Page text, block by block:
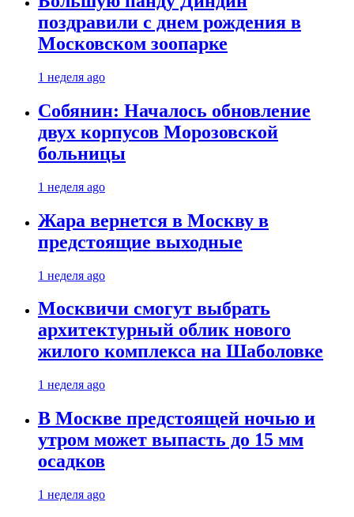
поздравили с днем рождения в
Московском зоопарке
1 неделя ago
Собянин: Началось обновление
двух корпусов Морозовской
больницы
1 неделя ago
Жара вернется в Москву в
предстоящие выходные
1 неделя ago
Москвичи смогут выбрать
архитектурный облик нового
жилого комплекса на Шаболовке
1 неделя ago
В Москве предстоящей ночью и
утром может выпасть до 15 мм
осадков
1 неделя ago